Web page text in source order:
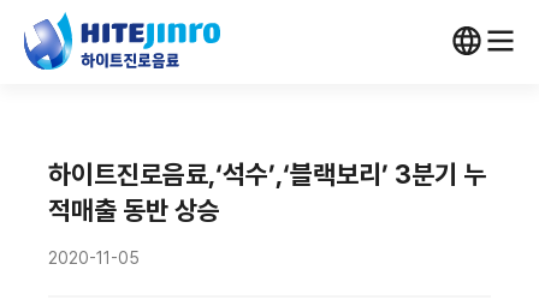
하이트진로음료,‘석수’,‘블랙보리’ 3분기 누
적매출 동반 상승
2020-11-05